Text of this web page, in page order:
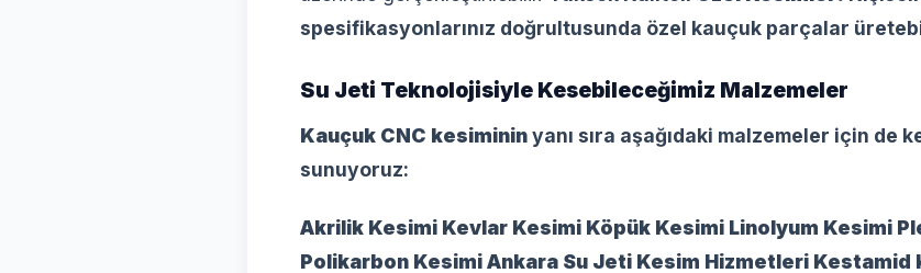
spesifikasyonlarınız doğrultusunda özel kauçuk parçalar
Su Jeti Teknolojisiyle Kesebileceğimiz Malzemeler
Kauçuk CNC kesimininyanı sıra aşağıdaki malzemeler için de
sunuyoruz:
Akrilik Kesimi Kevlar Kesimi Köpük Kesimi Linolyum Kesimi
Polikarbon KesimiAnkara Su Jeti Kesim Hizmetleri Kestamid